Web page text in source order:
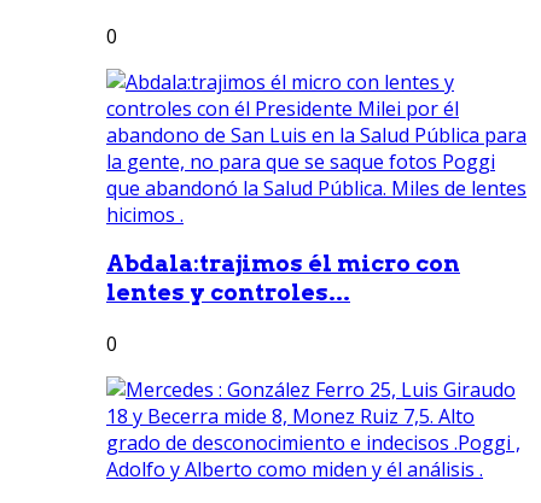
0
Abdala:trajimos él micro con
lentes y controles...
0